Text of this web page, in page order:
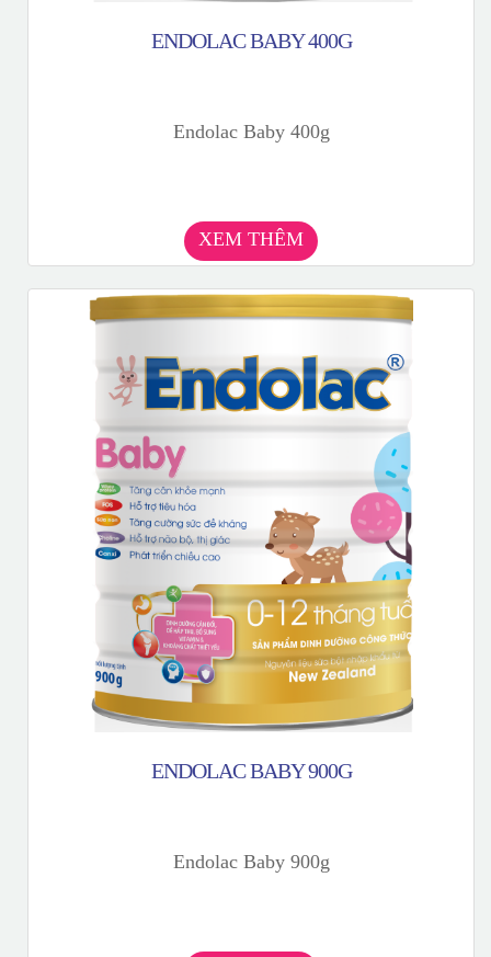
ENDOLAC BABY 400G
Endolac Baby 400g
XEM THÊM
ENDOLAC BABY 900G
Endolac Baby 900g